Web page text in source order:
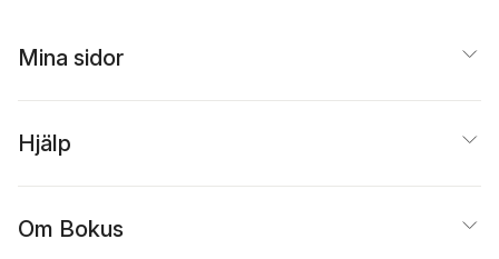
Mina sidor
Hjälp
Om Bokus